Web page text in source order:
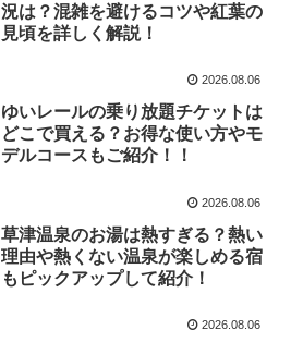
況は？混雑を避けるコツや紅葉の
見頃を詳しく解説！
2026.08.06
ゆいレールの乗り放題チケットは
どこで買える？お得な使い方やモ
デルコースもご紹介！！
2026.08.06
草津温泉のお湯は熱すぎる？熱い
理由や熱くない温泉が楽しめる宿
もピックアップして紹介！
2026.08.06